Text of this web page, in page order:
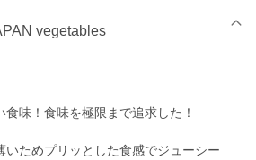
vegetables
味！食味を極限まで追求した！
いためプリッとした食感でジューシー